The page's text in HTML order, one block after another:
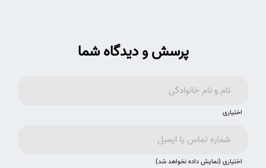
پرسش و دیدگاه شما
اختیاری
اختیاری (نمایش داده نخواهد شد)